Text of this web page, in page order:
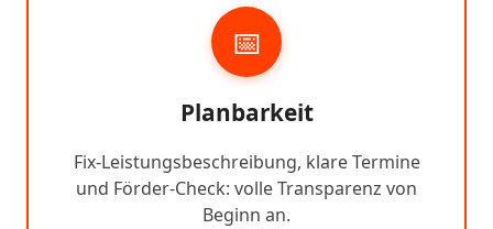
📅
Planbarkeit
Fix-Leistungsbeschreibung, klare Termine
und Förder-Check: volle Transparenz von
Beginn an.